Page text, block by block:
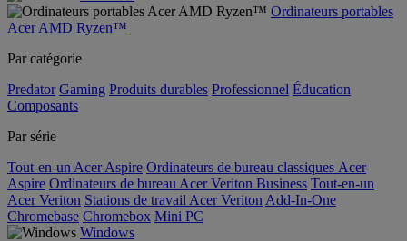
Ordinateurs portables
Acer AMD Ryzen™
Par catégorie
Predator Gaming Produits durables Professionnel Éducation
Composants
Par série
Tout-en-un Acer Aspire Ordinateurs de bureau classiques Acer
Aspire Ordinateurs de bureau Acer Veriton Business Tout-en-un
Acer Veriton Stations de travail Acer Veriton Add-In-One
Chromebase Chromebox Mini PC
Windows